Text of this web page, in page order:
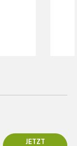
JETZT